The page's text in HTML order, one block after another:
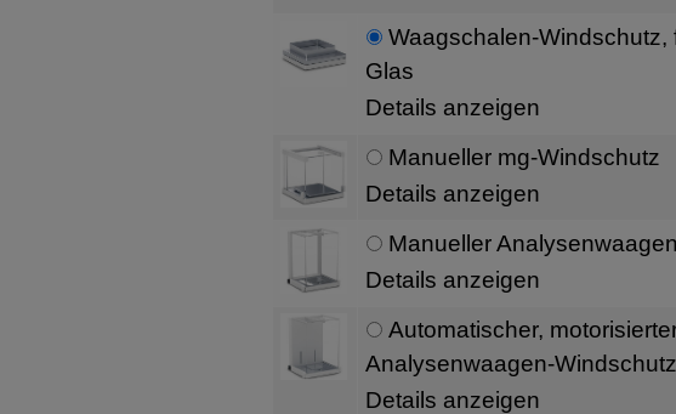
Waagschalen-Windschutz,
Glas
Details anzeigen
Manueller mg-Windschutz
Details anzeigen
Manueller
Details anzeigen
Automatischer,
Analysenwaagen-Windschutz
Details anzeigen